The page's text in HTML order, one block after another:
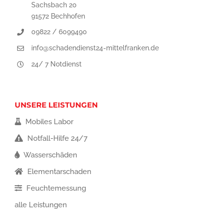
Sachsbach 20
91572 Bechhofen
09822 / 6099490
info@schadendienst24-mittelfranken.de
24/ 7 Notdienst
UNSERE LEISTUNGEN
Mobiles Labor
Notfall-Hilfe 24/7
Wasserschäden
Elementarschaden
Feuchtemessung
alle Leistungen